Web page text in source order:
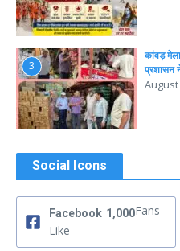
3
कांवड़
प्रशासन
August
Social Icons
Facebook 1,000Fans
Like